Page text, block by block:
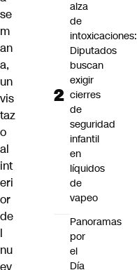
se
m
an
a,
un
vis
taz
o
al
int
eri
or
de
l
nu
alza
de
intoxicaciones:
Diputados
buscan
exigir
cierres
de
seguridad
infantil
en
líquidos
de
vapeo
Panoramas
por
el
Día